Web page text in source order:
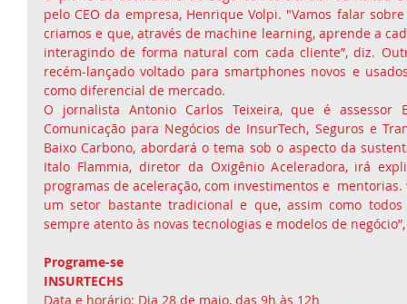
pelo CEO da empresa, Henrique Volpi. "Vamos falar
criamos e que, através de machine learning, aprende a
interagindo de forma natural com cada cliente”, diz.
recém-lançado voltado para smartphones novos e
como diferencial de mercado.
O jornalista Antonio Carlos Teixeira, que é assessor
Comunicação para Negócios de InsurTech, Seguros e
Baixo Carbono, abordará o tema sob o aspecto da
Italo Flammia, diretor da Oxigênio Aceleradora, irá
programas de aceleração, com investimentos e  mentorias.
um setor bastante tradicional e que, assim como
sempre atento às novas tecnologias e modelos de
Programe-se
INSURTECHS
Data e horário: Dia 28 de maio, das 9h às 12h